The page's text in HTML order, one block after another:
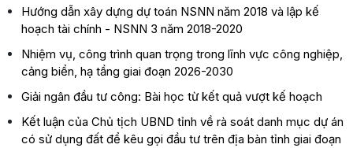
Hướng dẫn xây dựng dự toán NSNN năm 2018 và lập kế
hoạch tài chính - NSNN 3 năm 2018-2020
Nhiệm vụ, công trình quan trọng trong lĩnh vực công nghiệp,
cảng biển, hạ tầng giai đoạn 2026-2030
Giải ngân đầu tư công: Bài học từ kết quả vượt kế hoạch
Kết luận của Chủ tịch UBND tỉnh về rà soát danh mục dự án
có sử dụng đất để kêu gọi đầu tư trên địa bàn tỉnh giai đoạn